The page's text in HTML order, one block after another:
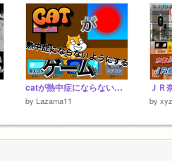
catが熱中症にならないようにするゲームver.2
by Lazama11 by